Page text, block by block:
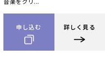
申し込む 詳しく見る